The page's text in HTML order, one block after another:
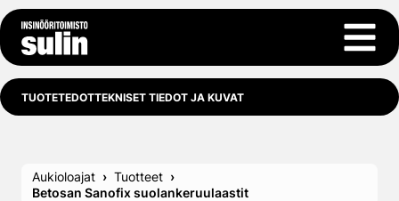
Siirry sisältöön
Avaa
TUOTETEDOTTEKNISET TIEDOT JA KUVAT
Aukioloajat
Tuotteet
Betosan Sanofix suolankeruu­laastit